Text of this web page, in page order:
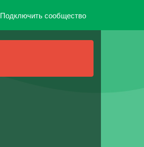
Подключить сообщество